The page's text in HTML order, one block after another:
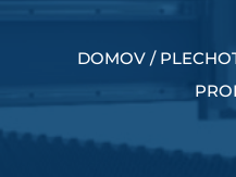
DOMOV /